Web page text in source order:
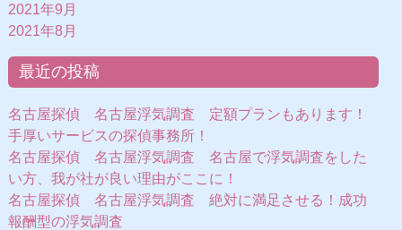
2021年9月
2021年8月
最近の投稿
名古屋探偵 名古屋浮気調査 定額プランもあります！
手厚いサービスの探偵事務所！
名古屋探偵 名古屋浮気調査 名古屋で浮気調査をした
い方、我が社が良い理由がここに！
名古屋探偵 名古屋浮気調査 絶対に満足させる！成功
報酬型の浮気調査